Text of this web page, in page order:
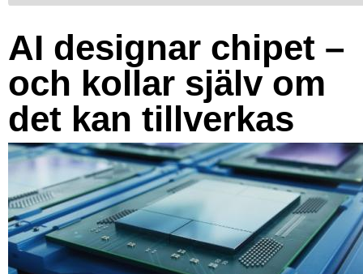
AI designar chipet –
och kollar själv om
det kan tillverkas